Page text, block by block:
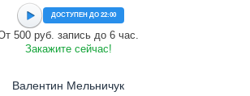
ДОСТУПЕН ДО 22:00
500 руб. запись до 6 час.
Закажите сейчас!
Валентин Мельничук